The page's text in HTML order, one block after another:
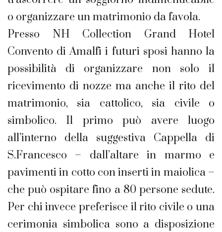
o organizzare un matrimonio da favola.
Presso NH Collection Grand Hotel
Convento di Amalfi i futuri sposi hanno la
possibilità di organizzare non solo il
ricevimento di nozze ma anche il rito del
matrimonio, sia cattolico, sia civile o
simbolico. Il primo può avere luogo
all’interno della suggestiva Cappella di
S.Francesco – dall’altare in marmo e
pavimenti in cotto con inserti in maiolica –
che può ospitare fino a 80 persone sedute.
Per chi invece preferisce il rito civile o una
cerimonia simbolica sono a disposizione